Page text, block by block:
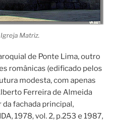
Matriz.
de Ponte Lima, outro
românicas (edificado pelos
modesta, com apenas
Ferreira de Almeida
fachada principal,
1978, vol. 2, p.253 e 1987,